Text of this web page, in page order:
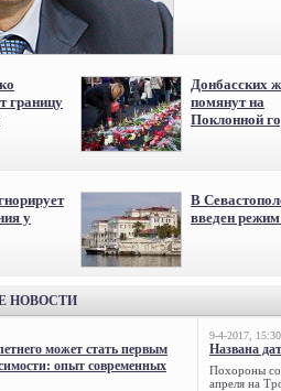
границу
Донбасских
помянут на
Поклонной
у
В
введен
НОВОСТИ
может стать первым
опыт современных
9-4-2017, 15:30
Названа
Похороны
апреля на